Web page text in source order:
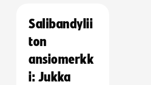
Salibandylii
ton
ansiomerkk
i: Jukka